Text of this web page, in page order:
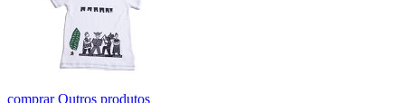
comprarOutros produtos